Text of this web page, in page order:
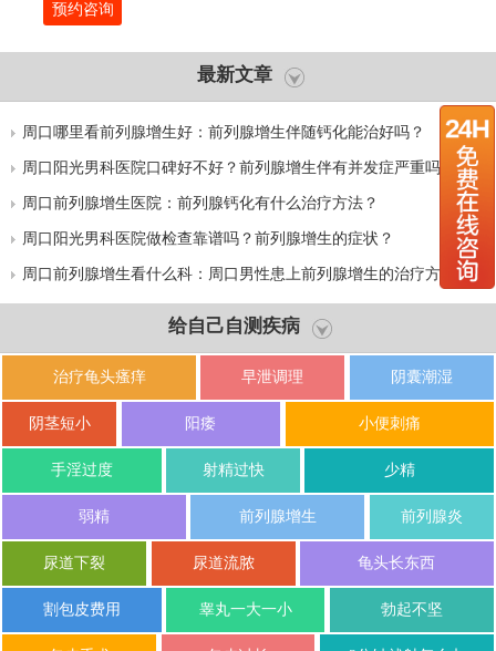
预约咨询
最新文章
周口哪里看前列腺增生好：前列腺增生伴随钙化能治好吗？
周口阳光男科医院口碑好不好？前列腺增生伴有并发症严重吗？
周口前列腺增生医院：前列腺钙化有什么治疗方法？
周口阳光男科医院做检查靠谱吗？前列腺增生的症状？
周口前列腺增生看什么科：周口男性患上前列腺增生的治疗方式有
给自己自测疾病
治疗龟头瘙痒 早泄调理 阴囊潮湿
阴茎短小 阳痿 小便刺痛
手淫过度 射精过快 少精
弱精 前列腺增生 前列腺炎
尿道下裂 尿道流脓 龟头长东西
割包皮费用 睾丸一大一小 勃起不坚